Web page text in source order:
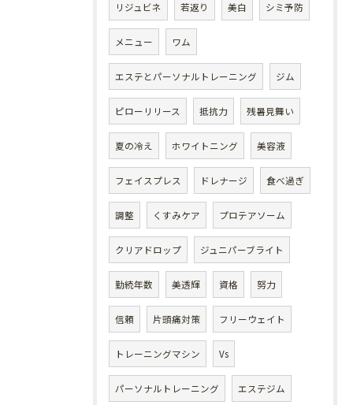
リジュビネ 若返り 美白 シミ予防
メニュー ワム
エステとパーソナルトレーニング ジム
ピローリリース 抵抗力 残暑見舞い
夏の冷え ホワイトニング 美容液
フェイスプレス ドレナージ 食べ過ぎ
調整 くすみケア プロテアソーム
クリアドロップ ジュニパーブライト
勤続年数 美透輝 資格 努力
信頼 片頭痛対策 フリーウェイト
トレーニングマシン Vs
パーソナルトレーニング エステジム